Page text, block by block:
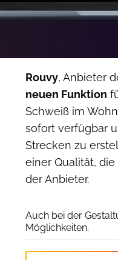
Rouvy, Anbieter
neuen Funktion
Schweiß im
sofort verfügbar
Strecken zu
einer Qualität,
der Anbieter.
Auch bei der
Möglichkeiten.